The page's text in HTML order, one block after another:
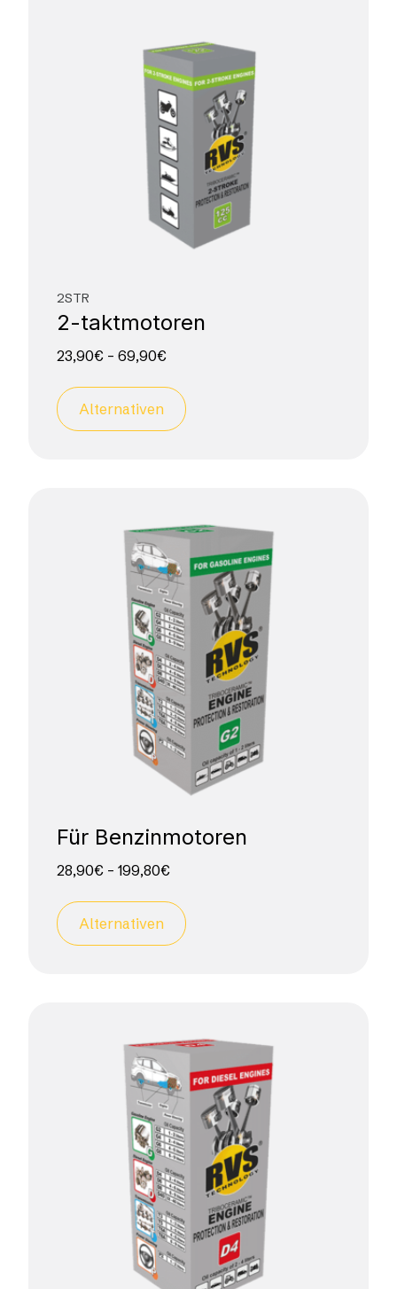
2STR
2-taktmotoren
23,90€ – 69,90€
Alternativen
Für Benzinmotoren
28,90€ – 199,80€
Alternativen